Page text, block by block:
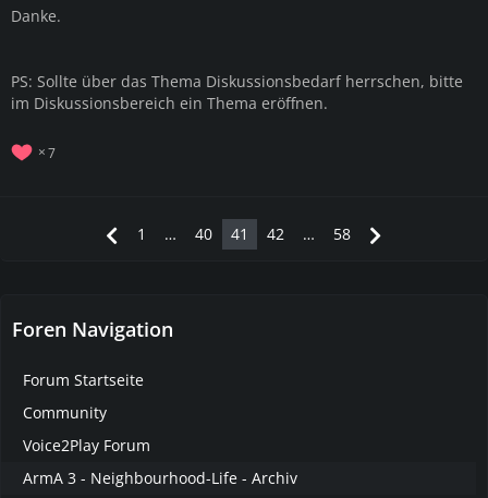
Danke.
PS: Sollte über das Thema Diskussionsbedarf herrschen, bitte
im Diskussionsbereich ein Thema eröffnen.
7
1 … 40 41 42 … 58
Foren Navigation
Forum Startseite
Community
Voice2Play Forum
ArmA 3 - Neighbourhood-Life - Archiv